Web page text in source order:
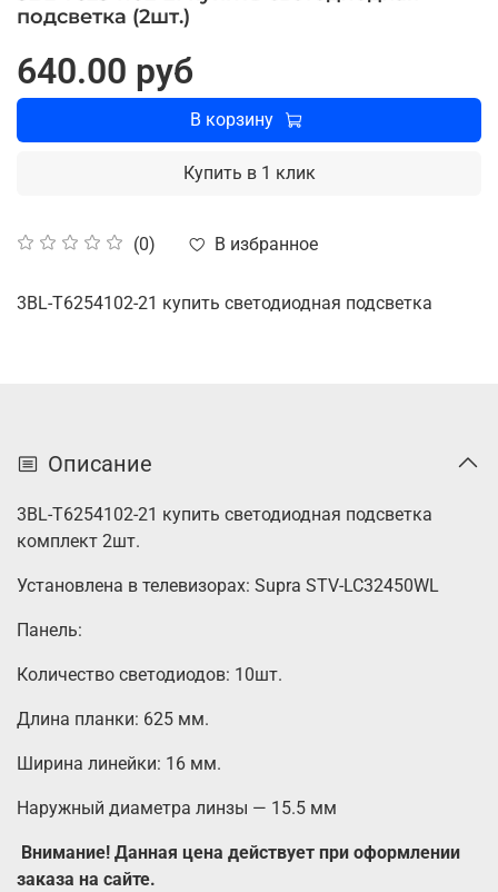
подсветка (2шт.)
(0) В избранное
640.00 руб
В корзину
Купить в 1 клик
3BL-T6254102-21 купить светодиодная подсветка
Описание
3BL-T6254102-21 купить светодиодная подсветка
комплект 2шт.
Установлена в телевизорах: Supra STV-LC32450WL
Панель:
Количество светодиодов: 10шт.
Длина планки: 625 мм.
Ширина линейки: 16 мм.
Наружный диаметра линзы — 15.5 мм
Внимание! Данная цена действует при оформлении
заказа на сайте.